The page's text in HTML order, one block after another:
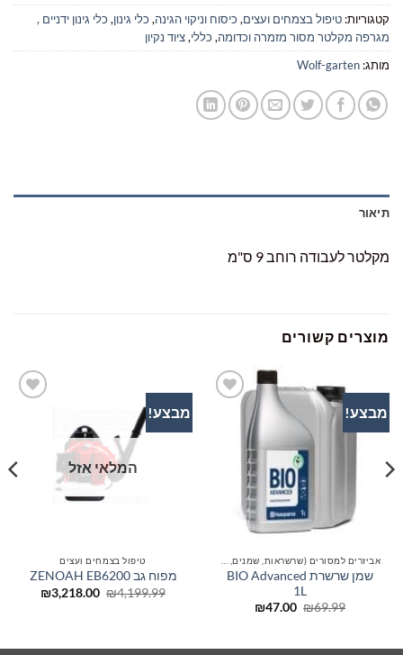
קטגוריות:טיפול בצמחים ועצים,כיסוח וניקוי הגינה,כלי גינון,כלי גינון ידניים ,
מגרפה מקלטר מסור מזמרה וכדומה,כללי,ציוד נקיון
מותג:Wolf-garten
תיאור
מקלטר לעבודה רוחב 9 ס"מ
מוצרים קשורים
מבצע!
אביזרים למסורים (שרשראות, שמנים, להבים)
שמן שרשרת BIO Advanced
1L
₪69.99
המחיר₪47.00
המחיר
מבצע!
המלאי אזל
טיפול בצמחים ועצים
מפוח גב ZENOAH EB6200
₪4,199.99
המחיר
₪3,218.00
המחיר